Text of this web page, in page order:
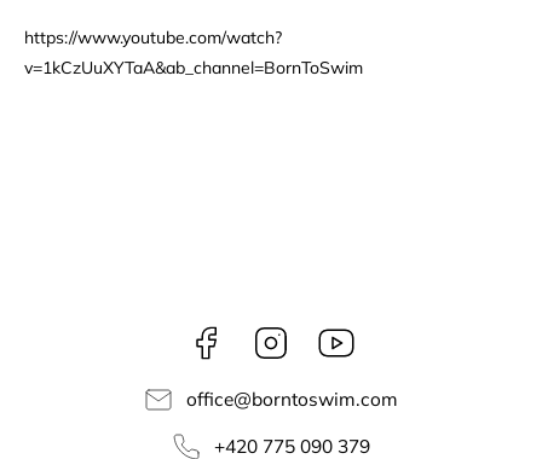
https://www.youtube.com/watch?
v=1kCzUuXYTaA&ab_channel=BornToSwim
Facebook Instagram
office@borntoswim.com
+420 775 090 379